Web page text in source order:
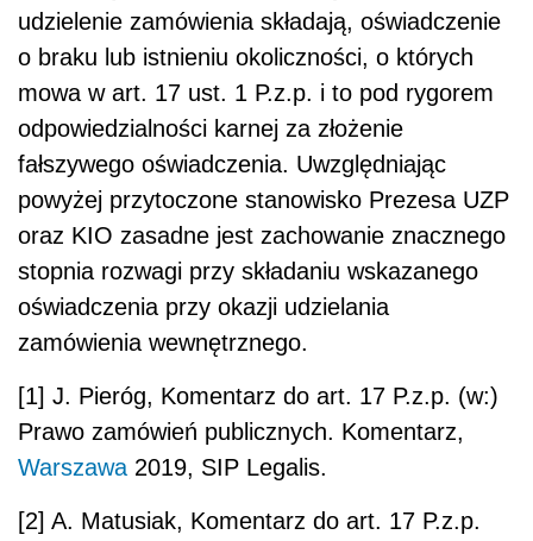
udzielenie zamówienia składają, oświadczenie
o braku lub istnieniu okoliczności, o których
mowa w art. 17 ust. 1 P.z.p. i to pod rygorem
odpowiedzialności karnej za złożenie
fałszywego oświadczenia. Uwzględniając
powyżej przytoczone stanowisko Prezesa UZP
oraz KIO zasadne jest zachowanie znacznego
stopnia rozwagi przy składaniu wskazanego
oświadczenia przy okazji udzielania
zamówienia wewnętrznego.
[1] J. Pieróg, Komentarz do art. 17 P.z.p. (w:)
Prawo zamówień publicznych. Komentarz,
Warszawa 2019, SIP Legalis.
[2] A. Matusiak, Komentarz do art. 17 P.z.p.